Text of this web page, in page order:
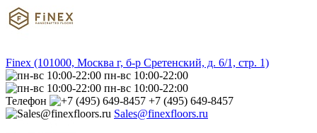
Finex (101000, Москва г, б-р Сретенский, д. 6/1, стр. 1)
пн-вс 10:00-22:00
пн-вс 10:00-22:00
Телефон
+7 (495) 649-8457
Sales@finexfloors.ru